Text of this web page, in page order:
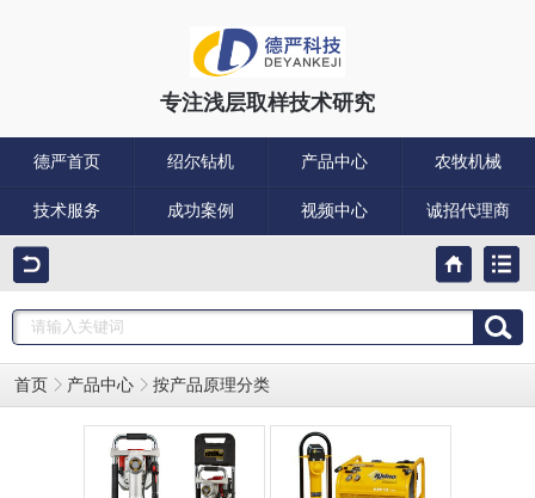
专注浅层取样技术研究
德严首页 绍尔钻机 产品中心 农牧机械
技术服务 成功案例 视频中心 诚招代理商
首页 产品中心 按产品原理分类